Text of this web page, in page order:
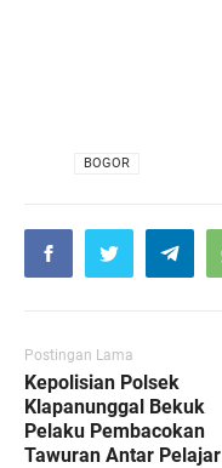
BOGOR
Postingan Lama
Kepolisian Polsek
Klapanunggal Bekuk
Pelaku Pembacokan
Tawuran Antar Pelajar